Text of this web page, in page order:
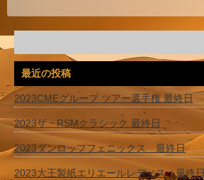
最近の投稿
2023CMEグループ ツアー選手権 最終日
2023ザ・RSMクラシック 最終日
2023ダンロップフェニックス 最終日
2023大王製紙エリエールレディス 最終日